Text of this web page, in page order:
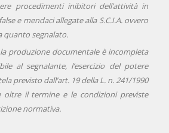
procedimenti inibitori dell’attività in
e mendaci allegate alla S.C.I.A. ovvero
quanto segnalato.
produzione documentale è incompleta
al segnalante, l’esercizio del potere
previsto dall’art. 19 della L. n. 241/1990
oltre il termine e le condizioni previste
normativa.